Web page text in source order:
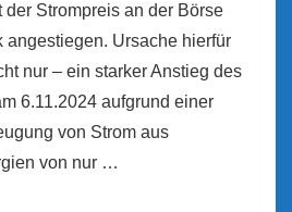
der Strompreis an der Börse
angestiegen. Ursache hierfür
nur – ein starker Anstieg des
6.11.2024 aufgrund einer
von Strom aus
von nur …